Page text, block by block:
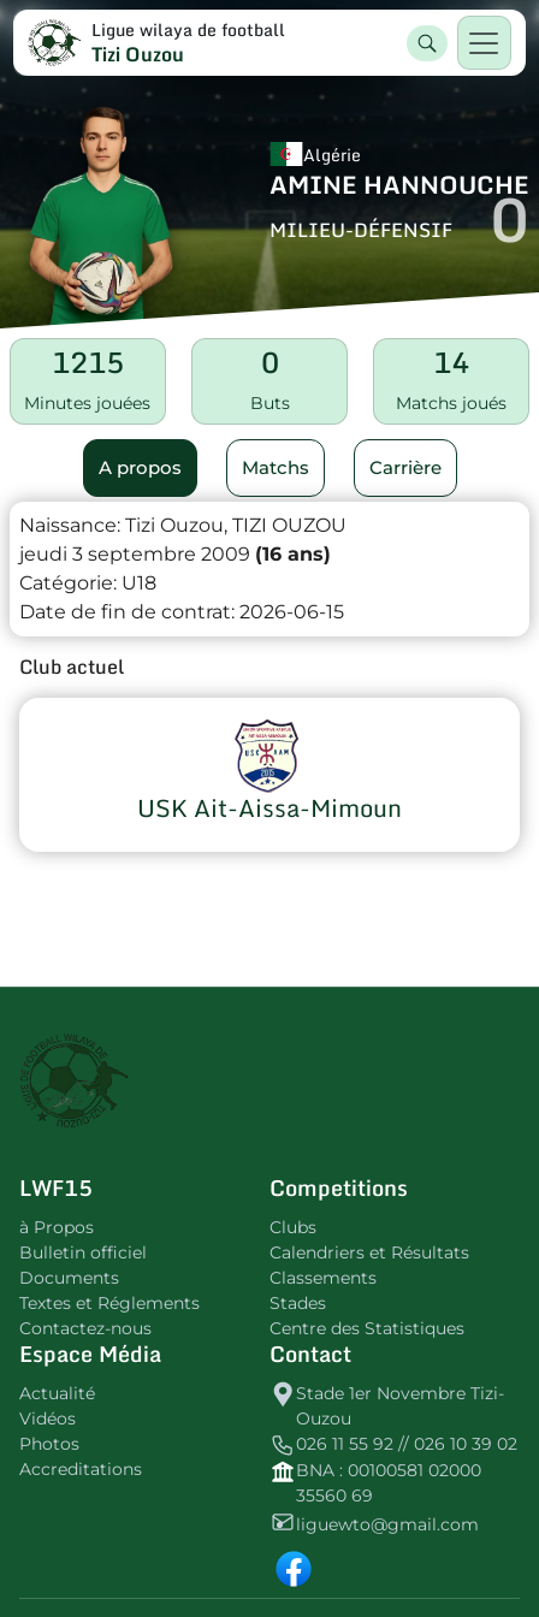
Ligue wilaya de football
Tizi Ouzou
Algérie
AMINE HANNOUCHE
MILIEU-DÉFENSIF 0
1215
Minutes jouées
0
Buts
14
Matchs joués
A propos Matchs Carrière
Naissance: Tizi Ouzou, TIZI OUZOU
jeudi 3 septembre 2009 (16 ans)
Catégorie: U18
Date de fin de contrat: 2026-06-15
Club actuel
USK Ait-Aissa-Mimoun
LWF15
à Propos
Bulletin officiel
Documents
Textes et Réglements
Contactez-nous
Competitions
Clubs
Calendriers et Résultats
Classements
Stades
Centre des Statistiques
Espace Média
Actualité
Vidéos
Photos
Accreditations
Contact
Stade 1er Novembre Tizi-
Ouzou
026 11 55 92 // 026 10 39 02
BNA : 00100581 02000
35560 69
liguewto@gmail.com